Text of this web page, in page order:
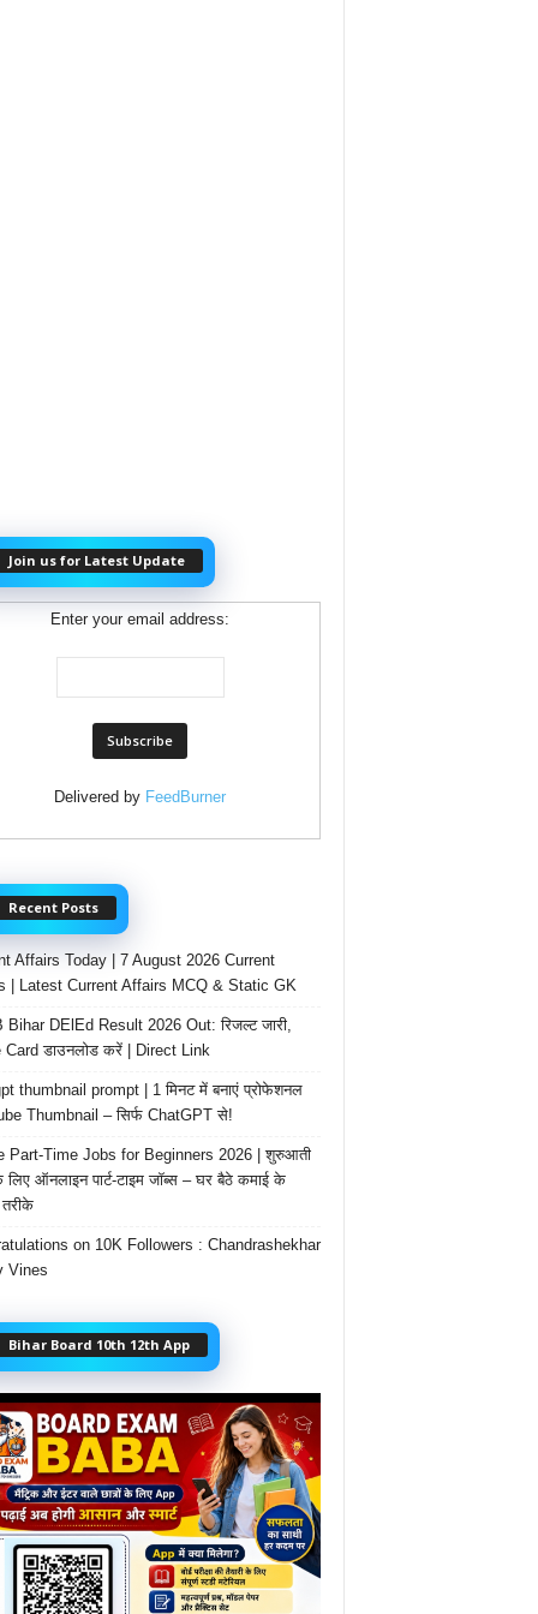
Join us for Latest Update
Enter your email address:
Delivered by FeedBurner
Recent Posts
Affairs Today | 7 August 2026 Current
| Latest Current Affairs MCQ & Static GK
Bihar DElEd Result 2026 Out: रिजल्ट जारी,
Card डाउनलोड करें | Direct Link
thumbnail prompt | 1 मिनट में बनाएं प्रोफेशनल
Thumbnail – सिर्फ ChatGPT से!
Part-Time Jobs for Beginners 2026 | शुरुआती
लिए ऑनलाइन पार्ट-टाइम जॉब्स – घर बैठे कमाई के
on 10K Followers : Chandrashekhar
Vines
Bihar Board 10th 12th App